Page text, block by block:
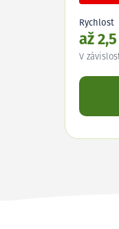
Rychlost
až
V